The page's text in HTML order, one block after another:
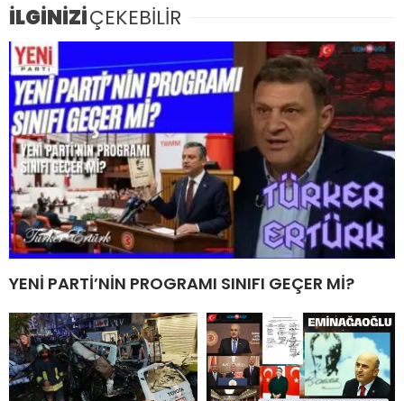
İLGİNİZİÇEKEBİLİR
YENİ PARTİ’NİN PROGRAMI SINIFI GEÇER Mİ?